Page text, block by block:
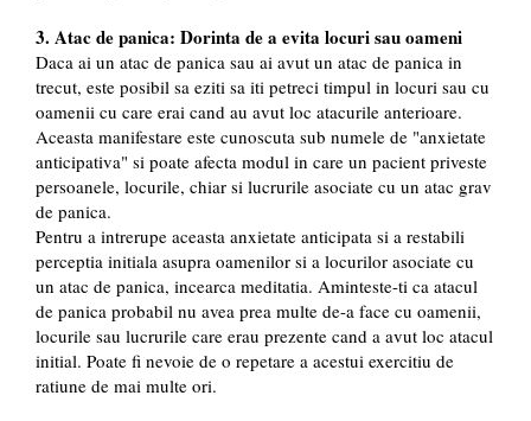
3. Atac de panica: Dorinta de a evita locuri sau oameni
Daca ai un atac de panica sau ai avut un atac de panica in
trecut, este posibil sa eziti sa iti petreci timpul in locuri sau cu
oamenii cu care erai cand au avut loc atacurile anterioare.
Aceasta manifestare este cunoscuta sub numele de "anxietate
anticipativa" si poate afecta modul in care un pacient priveste
persoanele, locurile, chiar si lucrurile asociate cu un atac grav
de panica.
Pentru a intrerupe aceasta anxietate anticipata si a restabili
perceptia initiala asupra oamenilor si a locurilor asociate cu
un atac de panica, incearca meditatia. Aminteste-ti ca atacul
de panica probabil nu avea prea multe de-a face cu oamenii,
locurile sau lucrurile care erau prezente cand a avut loc atacul
initial. Poate fi nevoie de o repetare a acestui exercitiu de
ratiune de mai multe ori.